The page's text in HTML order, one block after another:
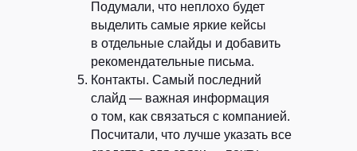
Подумали, что неплохо будет
выделить самые яркие кейсы
в отдельные слайды и добавить
рекомендательные письма.
Контакты. Самый последний
слайд — важная информация
о том, как связаться с компанией.
Посчитали, что лучше указать все